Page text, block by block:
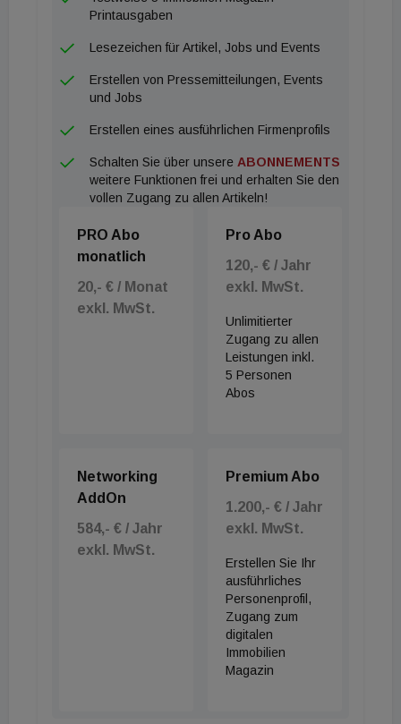
Ersparnissen (meist in Aktien veranlagt) besichert
sind. Übrigens sind zuletzt auch die Kredite für
Eigenmittelsituation zurück gegangen. Im
unabhängig die Immobilienkredite an private
Haushalte einbremsen. Wie immoflash bereits
berichtete, einerseits durch Obergrenzen des
auch - was in der Branche für Unverständnis sorgt -
durch eine Begrenzung der maximalen Laufzeit von
Krediten. Im Ergebnis ist damit zu rechnen, dass
die in Österreich ohnedies niedrige Eigentumsquote
bei Wohnimmobilien weiter sinken wird und die
privaten Haushalte von potenziellen Gewinnen aus
den wohl weiter steigenden Immobilienwerten
Printausgaben
Lesezeichen für Artikel, Jobs und Events
Erstellen von Pressemitteilungen, Events
und Jobs
Erstellen eines ausführlichen Firmenprofils
Schalten Sie über unsere ABONNEMENTS
weitere Funktionen frei und erhalten Sie den
vollen Zugang zu allen Artikeln!
PRO Abo
monatlich
20,- € / Monat
exkl. MwSt.
Pro Abo
120,- € / Jahr
exkl. MwSt.
Unlimitierter
Zugang zu allen
Leistungen inkl.
5 Personen
Abos
Networking
AddOn
584,- € / Jahr
exkl. MwSt.
Premium Abo
1.200,- € / Jahr
exkl. MwSt.
Erstellen Sie Ihr
ausführliches
Personenprofil,
Zugang zum
digitalen
Immobilien
Magazin